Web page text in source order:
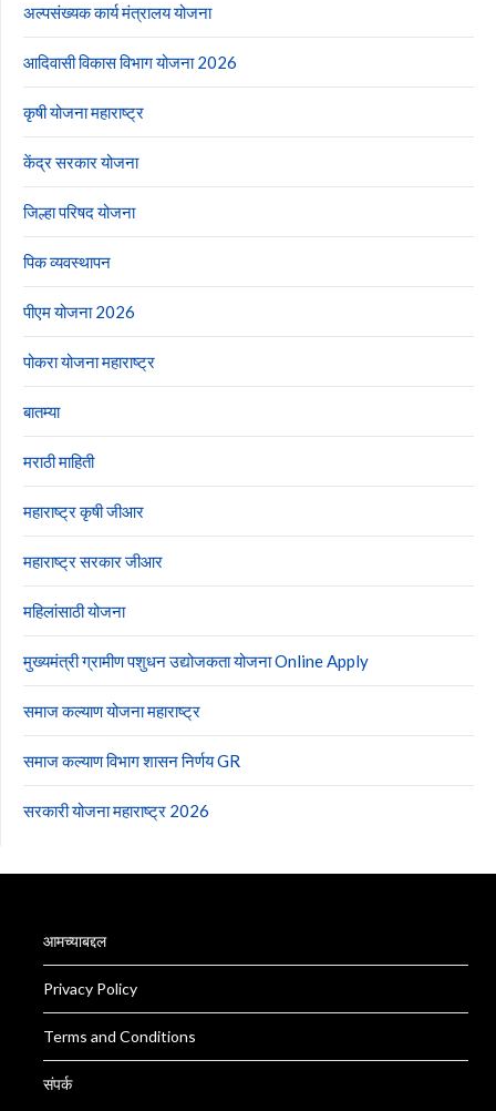
अल्पसंख्यक कार्य मंत्रालय योजना
आदिवासी विकास विभाग योजना 2026
कृषी योजना महाराष्ट्र
केंद्र सरकार योजना
जिल्हा परिषद योजना
पिक व्यवस्थापन
पीएम योजना 2026
पोकरा योजना महाराष्ट्र
बातम्या
मराठी माहिती
महाराष्ट्र कृषी जीआर
महाराष्ट्र सरकार जीआर
महिलांसाठी योजना
मुख्यमंत्री ग्रामीण पशुधन उद्योजकता योजना Online Apply
समाज कल्याण योजना महाराष्ट्र
समाज कल्याण विभाग शासन निर्णय GR
सरकारी योजना महाराष्ट्र 2026
आमच्याबद्दल
Privacy Policy
Terms and Conditions
संपर्क